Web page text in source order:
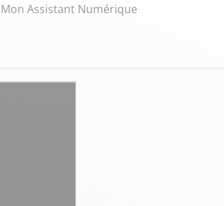
Assistant Numérique